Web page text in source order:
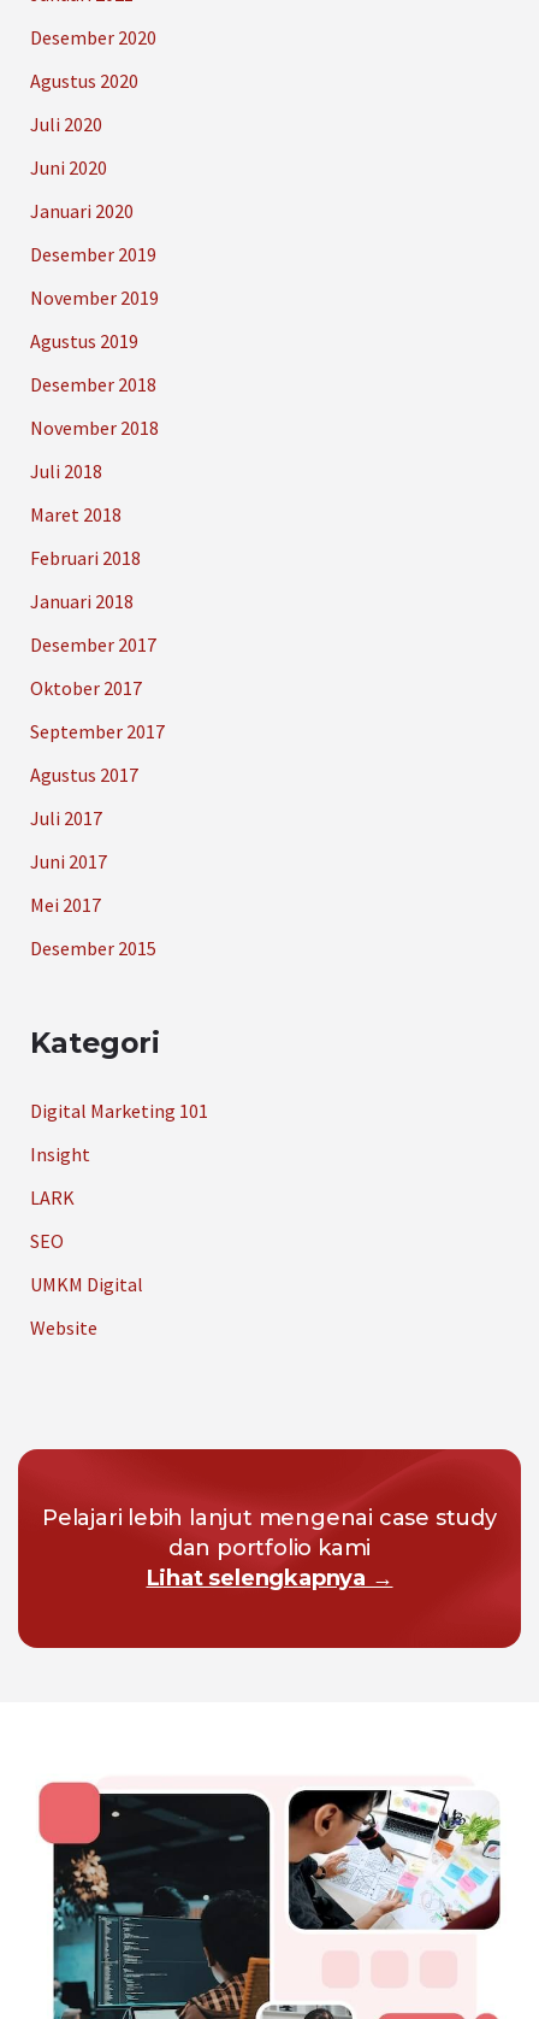
Desember 2020
Agustus 2020
Juli 2020
Juni 2020
Januari 2020
Desember 2019
November 2019
Agustus 2019
Desember 2018
November 2018
Juli 2018
Maret 2018
Februari 2018
Januari 2018
Desember 2017
Oktober 2017
September 2017
Agustus 2017
Juli 2017
Juni 2017
Mei 2017
Desember 2015
Kategori
Digital Marketing 101
Insight
LARK
SEO
UMKM Digital
Website
Pelajari lebih lanjut mengenai case study
dan portfolio kami
Lihat selengkapnya →